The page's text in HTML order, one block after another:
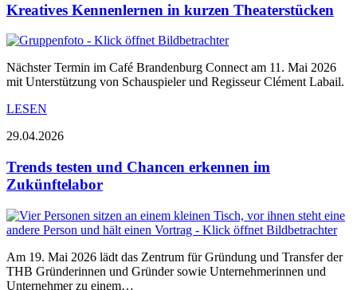
Kreatives Kennenlernen in kurzen Theaterstücken
Nächster Termin im Café Brandenburg Connect am 11. Mai 2026
mit Unterstützung von Schauspieler und Regisseur Clément Labail.
LESEN
29.04.2026
Trends testen und Chancen erkennen im
Zukünftelabor
Am 19. Mai 2026 lädt das Zentrum für Gründung und Transfer der
THB Gründerinnen und Gründer sowie Unternehmerinnen und
Unternehmer zu einem…